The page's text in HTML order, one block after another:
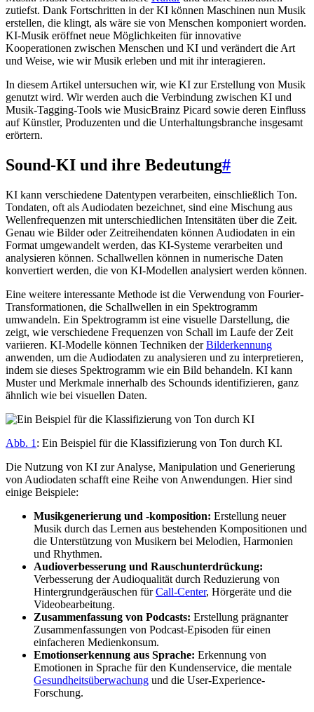
zutiefst. Dank Fortschritten in der KI können Maschinen nun Musik
erstellen, die klingt, als wäre sie von Menschen komponiert worden.
KI-Musik eröffnet neue Möglichkeiten für innovative
Kooperationen zwischen Menschen und KI und verändert die Art
und Weise, wie wir Musik erleben und mit ihr interagieren.
In diesem Artikel untersuchen wir, wie KI zur Erstellung von Musik
genutzt wird. Wir werden auch die Verbindung zwischen KI und
Musik-Tagging-Tools wie MusicBrainz Picard sowie deren Einfluss
auf Künstler, Produzenten und die Unterhaltungsbranche insgesamt
erörtern.
Sound-KI und ihre Bedeutung#
KI kann verschiedene Datentypen verarbeiten, einschließlich Ton.
Tondaten, oft als Audiodaten bezeichnet, sind eine Mischung aus
Wellenfrequenzen mit unterschiedlichen Intensitäten über die Zeit.
Genau wie Bilder oder Zeitreihendaten können Audiodaten in ein
Format umgewandelt werden, das KI-Systeme verarbeiten und
analysieren können. Schallwellen können in numerische Daten
konvertiert werden, die von KI-Modellen analysiert werden können.
Eine weitere interessante Methode ist die Verwendung von Fourier-
Transformationen, die Schallwellen in ein Spektrogramm
umwandeln. Ein Spektrogramm ist eine visuelle Darstellung, die
zeigt, wie verschiedene Frequenzen von Schall im Laufe der Zeit
variieren. KI-Modelle können Techniken derBilderkennung
anwenden, um die Audiodaten zu analysieren und zu interpretieren,
indem sie dieses Spektrogramm wie ein Bild behandeln. KI kann
Muster und Merkmale innerhalb des Schounds identifizieren, ganz
ähnlich wie bei visuellen Daten.
Abb. 1 : Ein Beispiel für die Klassifizierung von Ton durch KI.
Die Nutzung von KI zur Analyse, Manipulation und Generierung
von Audiodaten schafft eine Reihe von Anwendungen. Hier sind
einige Beispiele:
Musikgenerierung und -komposition: Erstellung neuer
Musik durch das Lernen aus bestehenden Kompositionen und
die Unterstützung von Musikern bei Melodien, Harmonien
und Rhythmen.
Audioverbesserung und Rauschunterdrückung:
Verbesserung der Audioqualität durch Reduzierung von
Hintergrundgeräuschen fürCall-Center, Hörgeräte und die
Videobearbeitung.
Zusammenfassung von Podcasts: Erstellung prägnanter
Zusammenfassungen von Podcast-Episoden für einen
einfacheren Medienkonsum.
Emotionserkennung aus Sprache: Erkennung von
Emotionen in Sprache für den Kundenservice, die mentale
Gesundheitsüberwachung und die User-Experience-
Forschung.